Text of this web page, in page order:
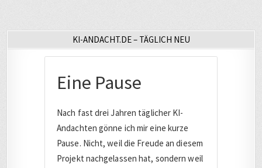
KI-ANDACHT.DE – TÄGLICH NEU